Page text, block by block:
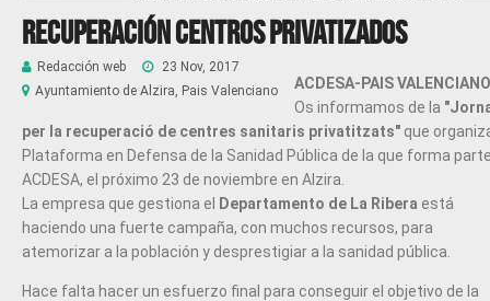
Recuperación Centros Privatizados
Redacción web
23 Nov, 2017
Ayuntamiento de Alzira, Pais Valenciano
ACDESA-PAIS VALENCIANO
Os informamos de la
per la recuperació de centres sanitaris privatitzats" que
Plataforma en Defensa de la Sanidad Pública de la que forma
ACDESA, el próximo 23 de noviembre en Alzira.
La empresa que gestiona el
Departamento de La Ribera está
haciendo una fuerte campaña, con muchos recursos, para
atemorizar a la población y desprestigiar a la sanidad pública.
Hace falta hacer un esfuerzo final para conseguir el objetivo de la